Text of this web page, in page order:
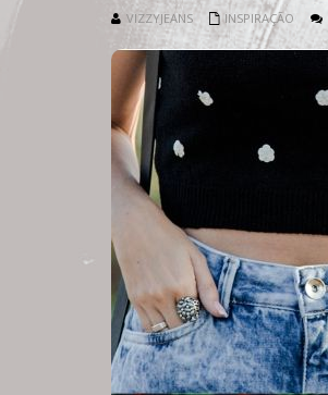
VIZZYJEANS INSPIRAÇÃO